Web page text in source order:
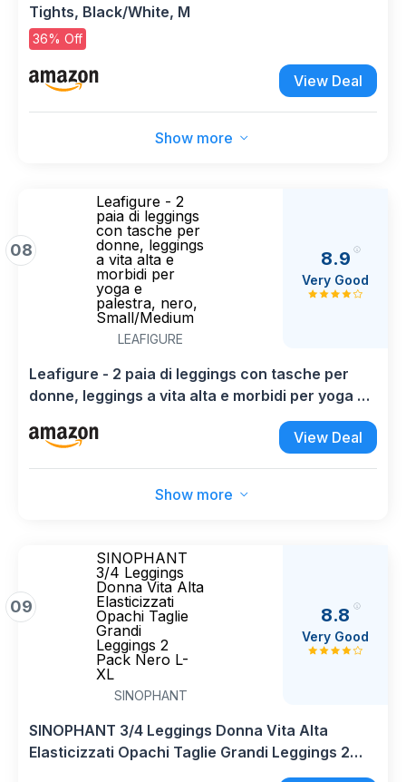
Tights, Black/White, M
36% Off
View Deal
Show more
08
Leafigure - 2
paia di leggings
con tasche per
donne, leggings
a vita alta e
morbidi per
yoga e
palestra, nero,
Small/Medium
LEAFIGURE
8.9
Very Good
Leafigure - 2 paia di leggings con tasche per
donne, leggings a vita alta e morbidi per yoga e
View Deal
Show more
09
SINOPHANT
3/4 Leggings
Donna Vita Alta
Elasticizzati
Opachi Taglie
Grandi
Leggings 2
Pack Nero L-
XL
SINOPHANT
8.8
Very Good
SINOPHANT 3/4 Leggings Donna Vita Alta
Elasticizzati Opachi Taglie Grandi Leggings 2